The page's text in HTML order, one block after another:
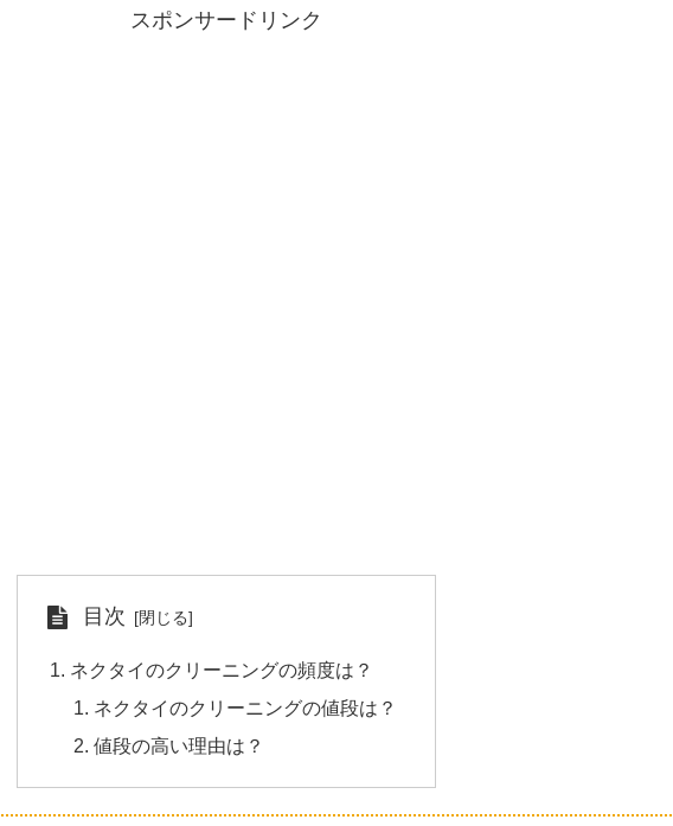
スポンサードリンク
目次
ネクタイのクリーニングの頻度は？
ネクタイのクリーニングの値段は？
値段の高い理由は？